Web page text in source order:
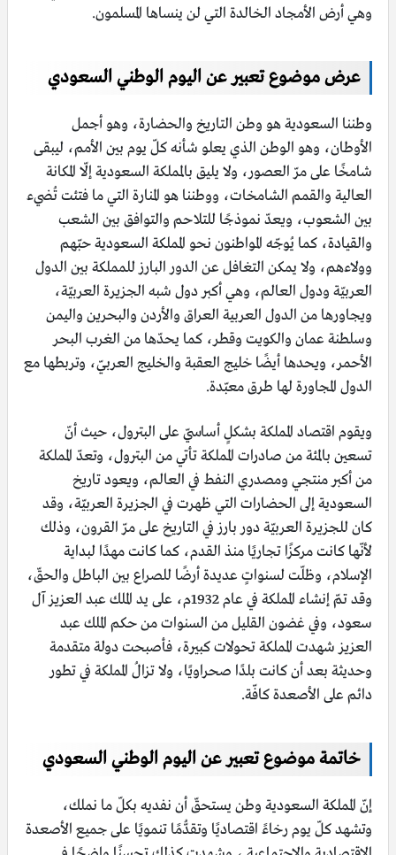
وهي أرض الأمجاد الخالدة التي لن ينساها المسلمون.
عرض موضوع تعبير عن اليوم الوطني السعودي
وطننا السعودية هو وطن التاريخ والحضارة، وهو أجمل
الأوطان، وهو الوطن الذي يعلو شأنه كلّ يوم بين الأمم، ليبقى
شامخًا على مرّ العصور، ولا يليق بالمملكة السعودية إلّا المكانة
العالية والقمم الشامخات، ووطننا هو المنارة التي ما فتئت تُضيء
بين الشعوب، ويعدّ نموذجًا للتلاحم والتوافق بين الشعب
والقيادة، كما يُوجّه المواطنون نحو المملكة السعودية حبّهم
وولاءهم، ولا يمكن التغافل عن الدور البارز للمملكة بين الدول
العربيّة ودول العالم، وهي أكبر دول شبه الجزيرة العربيّة،
ويجاورها من الدول العربية العراق والأردن والبحرين واليمن
وسلطنة عمان والكويت وقطر، كما يحدّها من الغرب البحر
الأحمر، ويحدها أيضًا خليج العقبة والخليج العربيّ، وتربطها مع
الدول المجاورة لها طرق معبّدة.
ويقوم اقتصاد المملكة بشكلٍ أساسيّ على البترول، حيث أنّ
تسعين بالمئة من صادرات المملكة تأتي من البترول، وتعدّ المملكة
من أكبر منتجي ومصدري النفط في العالم، ويعود تاريخ
السعودية إلى الحضارات التي ظهرت في الجزيرة العربيّة، وقد
كان للجزيرة العربيّة دور بارز في التاريخ على مرّ القرون، وذلك
لأنّها كانت مركزًا تجاريًا منذ القدم، كما كانت مهدًا لبداية
الإسلام، وظلّت لسنواتٍ عديدة أرضًا للصراع بين الباطل والحقّ،
وقد تمّ إنشاء المملكة في عام 1932م، على يد الملك عبد العزيز آل
سعود، وفي غضون القليل من السنوات من حكم الملك عبد
العزيز شهدت المملكة تحولات كبيرة، فأصبحت دولة متقدمة
وحديثة بعد أن كانت بلدًا صحراويًا، ولا تزالُ المملكة في تطور
دائم على الأصعدة كافّة.
خاتمة موضوع تعبير عن اليوم الوطني السعودي
إنّ المملكة السعودية وطن يستحقّ أن نفديه بكلّ ما نملك،
وتشهد كلّ يوم رخاءً اقتصاديًا وتقدُّمًا تنمويًا على جميع الأصعدة